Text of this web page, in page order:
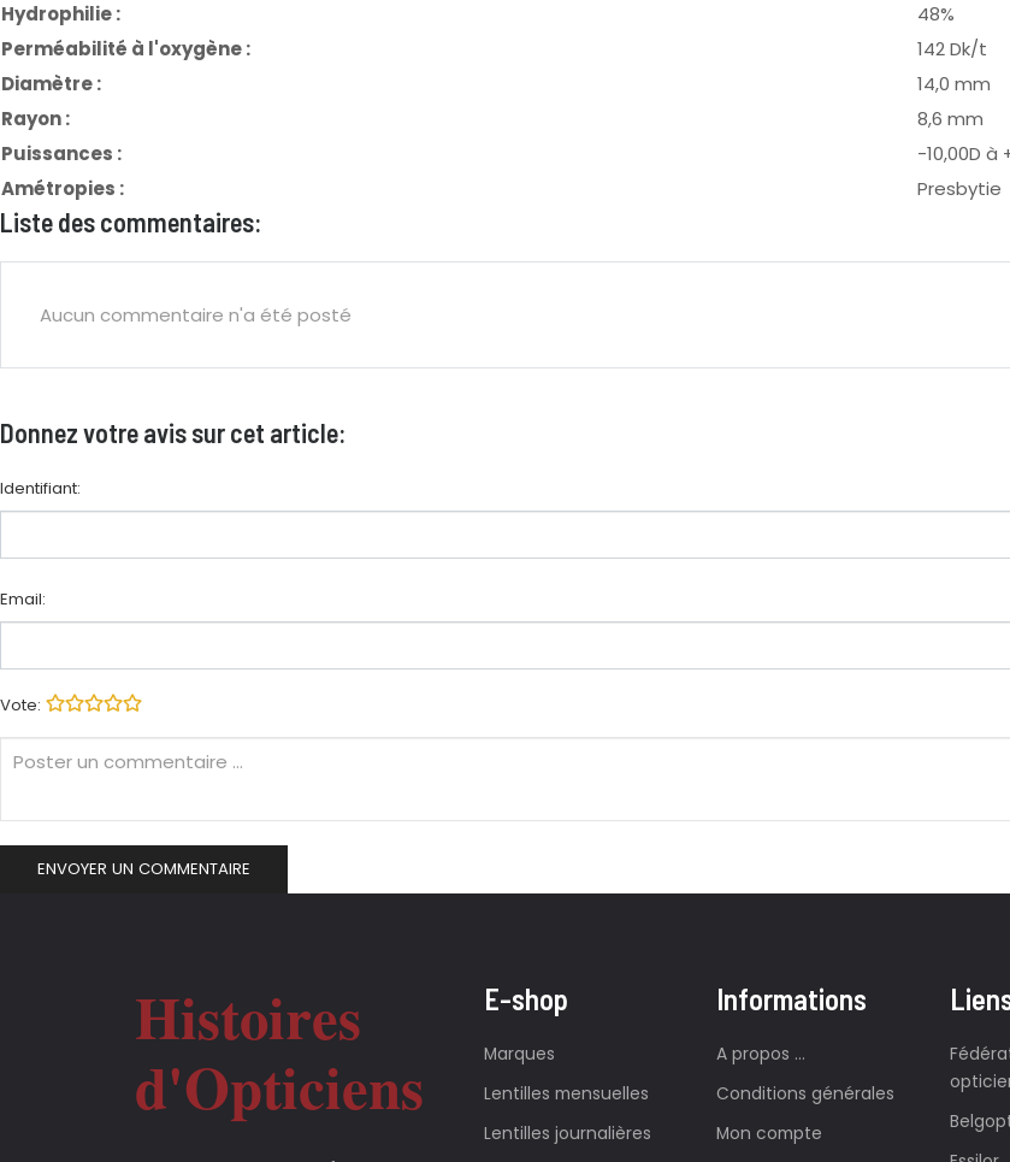
Hydrophilie :
48%
Perméabilité à l'oxygène :
142 Dk/t
Diamètre :
14,0 mm
Rayon :
8,6 mm
Puissances :
-10,00D à
Amétropies :
Presbytie
Liste des commentaires:
Aucun commentaire n'a été posté
Donnez votre avis sur cet article:
Identifiant:
Email:
Vote:
Histoires
d'Opticiens
E-shop
Marques
Lentilles mensuelles
Lentilles journalières
Informations
A propos ...
Conditions générales
Mon compte